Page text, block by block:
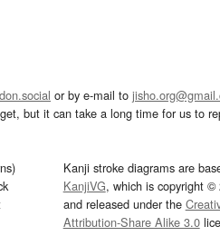
or by e-mail to
but it can take a long time for us to
Kanji stroke diagrams are
KanjiVG, which is copyright ©
and released under the
Attribution-Share Alike 3.0